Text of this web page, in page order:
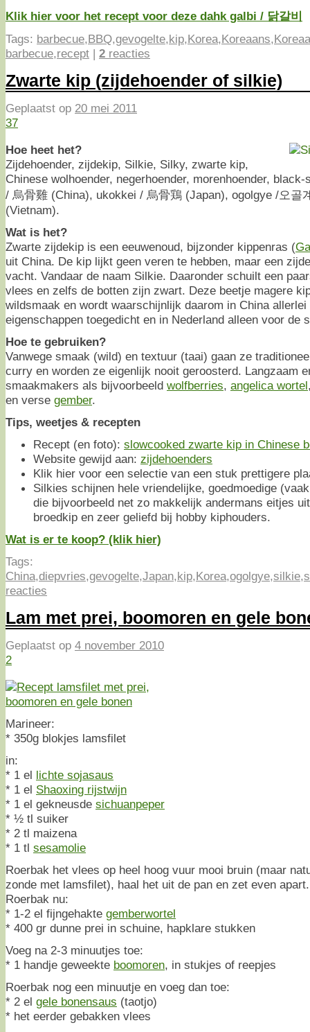
Klik hier voor het recept voor deze dahk galbi / 닭갈비
Tags: barbecue,BBQ,gevogelte,kip,Korea,Koreaans,
barbecue,recept | 2 reacties
Zwarte kip (zijdehoender of silkie)
Geplaatst op 20 mei 2011
37
Hoe heet het?
Zijdehoender, zijdekip, Silkie, Silky, zwarte kip,
Chinese wolhoender, negerhoender, morenhoender,
/ 烏骨雞 (China), ukokkei / 烏骨鶏 (Japan), ogolgye /오골
(Vietnam).
Wat is het?
Zwarte zijdekip is een eeuwenoud, bijzonder kippenras (
uit China. De kip lijkt geen veren te hebben, maar een
vacht. Vandaar de naam Silkie. Daaronder schuilt een
vlees en zelfs de botten zijn zwart. Deze beetje magere
wildsmaak en wordt waarschijnlijk daarom in China
eigenschappen toegedicht en in Nederland alleen voor de
Hoe te gebruiken?
Vanwege smaak (wild) en textuur (taai) gaan ze
curry en worden ze eigenlijk nooit geroosterd. Langzaam
smaakmakers als bijvoorbeeld wolfberries, angelica wortel
en verse gember.
Tips, weetjes & recepten
Recept (en foto): slowcooked zwarte kip in Chinese
Website gewijd aan: zijdehoenders
Klik hier voor een selectie van een stuk prettigere
Silkies schijnen hele vriendelijke, goedmoedige
die bijvoorbeeld net zo makkelijk andermans eitjes
broedkip en zeer geliefd bij hobby kiphouders.
Wat is er te koop? (klik hier)
Tags:
China,diepvries,gevogelte,Japan,kip,Korea,ogolgye,silkie,
reacties
Lam met prei, boomoren en gele
Geplaatst op 4 november 2010
2
Marineer:
* 350g blokjes lamsfilet
in:
* 1 el lichte sojasaus
* 1 el Shaoxing rijstwijn
* 1 el gekneusde sichuanpeper
* ½ tl suiker
* 2 tl maizena
* 1 tl sesamolie
Roerbak het vlees op heel hoog vuur mooi bruin (maar
zonde met lamsfilet), haal het uit de pan en zet even apart.
Roerbak nu:
* 1-2 el fijngehakte gemberwortel
* 400 gr dunne prei in schuine, hapklare stukken
Voeg na 2-3 minuutjes toe:
* 1 handje geweekte boomoren, in stukjes of reepjes
Roerbak nog een minuutje en voeg dan toe:
* 2 el gele bonensaus (taotjo)
* het eerder gebakken vlees